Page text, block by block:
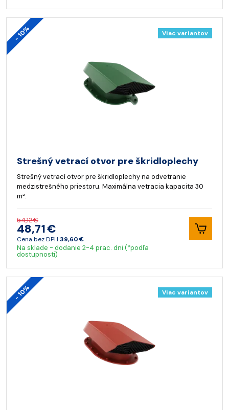
- 10% Viac variantov
Strešný vetrací otvor pre škridloplechy
Strešný vetrací otvor pre škridloplechy na odvetranie
medzistrešného priestoru. Maximálna vetracia kapacita 30
m².
54,12 €
48,71 €
Cena bez DPH 39,60 €
Na sklade - dodanie 2-4 prac. dni (*podľa
dostupnosti)
- 10% Viac variantov